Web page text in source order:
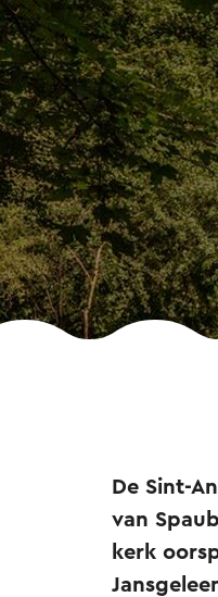
De Sint-
van
kerk